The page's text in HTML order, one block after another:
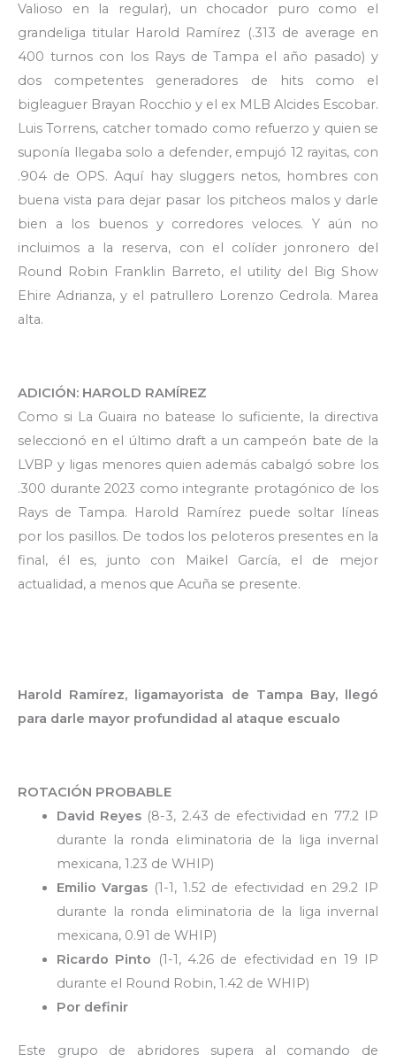
Valioso en la regular), un chocador puro como el
grandeliga titular Harold Ramírez (.313 de average en
400 turnos con los Rays de Tampa el año pasado) y
dos competentes generadores de hits como el
bigleaguer Brayan Rocchio y el ex MLB Alcides Escobar.
Luis Torrens, catcher tomado como refuerzo y quien se
suponía llegaba solo a defender, empujó 12 rayitas, con
.904 de OPS. Aquí hay sluggers netos, hombres con
buena vista para dejar pasar los pitcheos malos y darle
bien a los buenos y corredores veloces. Y aún no
incluimos a la reserva, con el colíder jonronero del
Round Robin Franklin Barreto, el utility del Big Show
Ehire Adrianza, y el patrullero Lorenzo Cedrola. Marea
alta.
ADICIÓN: HAROLD RAMÍREZ
Como si La Guaira no batease lo suficiente, la directiva
seleccionó en el último draft a un campeón bate de la
LVBP y ligas menores quien además cabalgó sobre los
.300 durante 2023 como integrante protagónico de los
Rays de Tampa. Harold Ramírez puede soltar líneas
por los pasillos. De todos los peloteros presentes en la
final, él es, junto con Maikel García, el de mejor
actualidad, a menos que Acuña se presente.
Harold Ramírez, ligamayorista de Tampa Bay, llegó
para darle mayor profundidad al ataque escualo
ROTACIÓN PROBABLE
David Reyes (8-3, 2.43 de efectividad en 77.2 IP
durante la ronda eliminatoria de la liga invernal
mexicana, 1.23 de WHIP)
Emilio Vargas (1-1, 1.52 de efectividad en 29.2 IP
durante la ronda eliminatoria de la liga invernal
mexicana, 0.91 de WHIP)
Ricardo Pinto
(1-1, 4.26 de efectividad en 19 IP
durante el Round Robin, 1.42 de WHIP)
Por definir
Este grupo de abridores supera al comando de